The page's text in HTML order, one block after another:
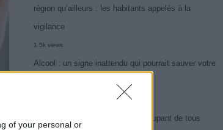
of your personal or
région qu’ailleurs : les habitants appelés à la
vigilance
1.5k views
Alcool : un signe inattendu qui pourrait sauver votre
C’est le symptôme le plus préoccupant de tous